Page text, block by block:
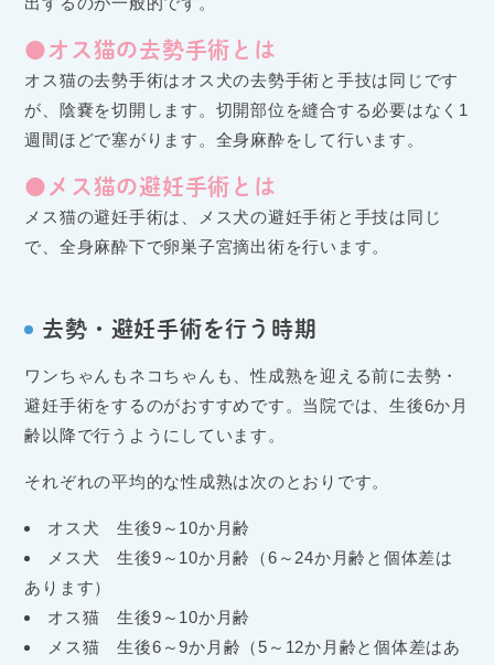
●オス猫の去勢手術とは
オス猫の去勢手術はオス犬の去勢手術と手技は同じです
が、陰嚢を切開します。切開部位を縫合する必要はなく1
週間ほどで塞がります。全身麻酔をして行います。
●メス猫の避妊手術とは
メス猫の避妊手術は、メス犬の避妊手術と手技は同じ
で、全身麻酔下で卵巣子宮摘出術を行います。
去勢・避妊手術を行う時期
ワンちゃんもネコちゃんも、性成熟を迎える前に去勢・
避妊手術をするのがおすすめです。当院では、生後6か月
齢以降で行うようにしています。
それぞれの平均的な性成熟は次のとおりです。
オス犬 生後9～10か月齢
メス犬 生後9～10か月齢（6～24か月齢と個体差は
あります）
オス猫 生後9～10か月齢
メス猫 生後6～9か月齢（5～12か月齢と個体差はあ